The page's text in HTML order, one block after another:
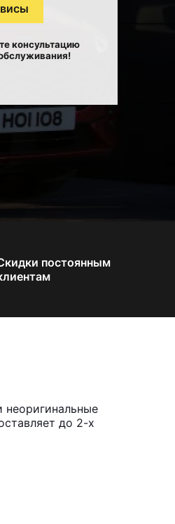
консультацию
постоянным
неоригинальные
до 2-х